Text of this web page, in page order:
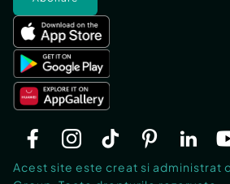
Acest site este creat si administrat